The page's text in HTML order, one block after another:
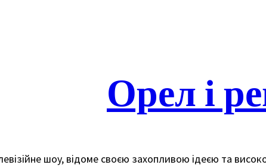
Орел і
шоу, відоме своєю захопливою ідеєю та